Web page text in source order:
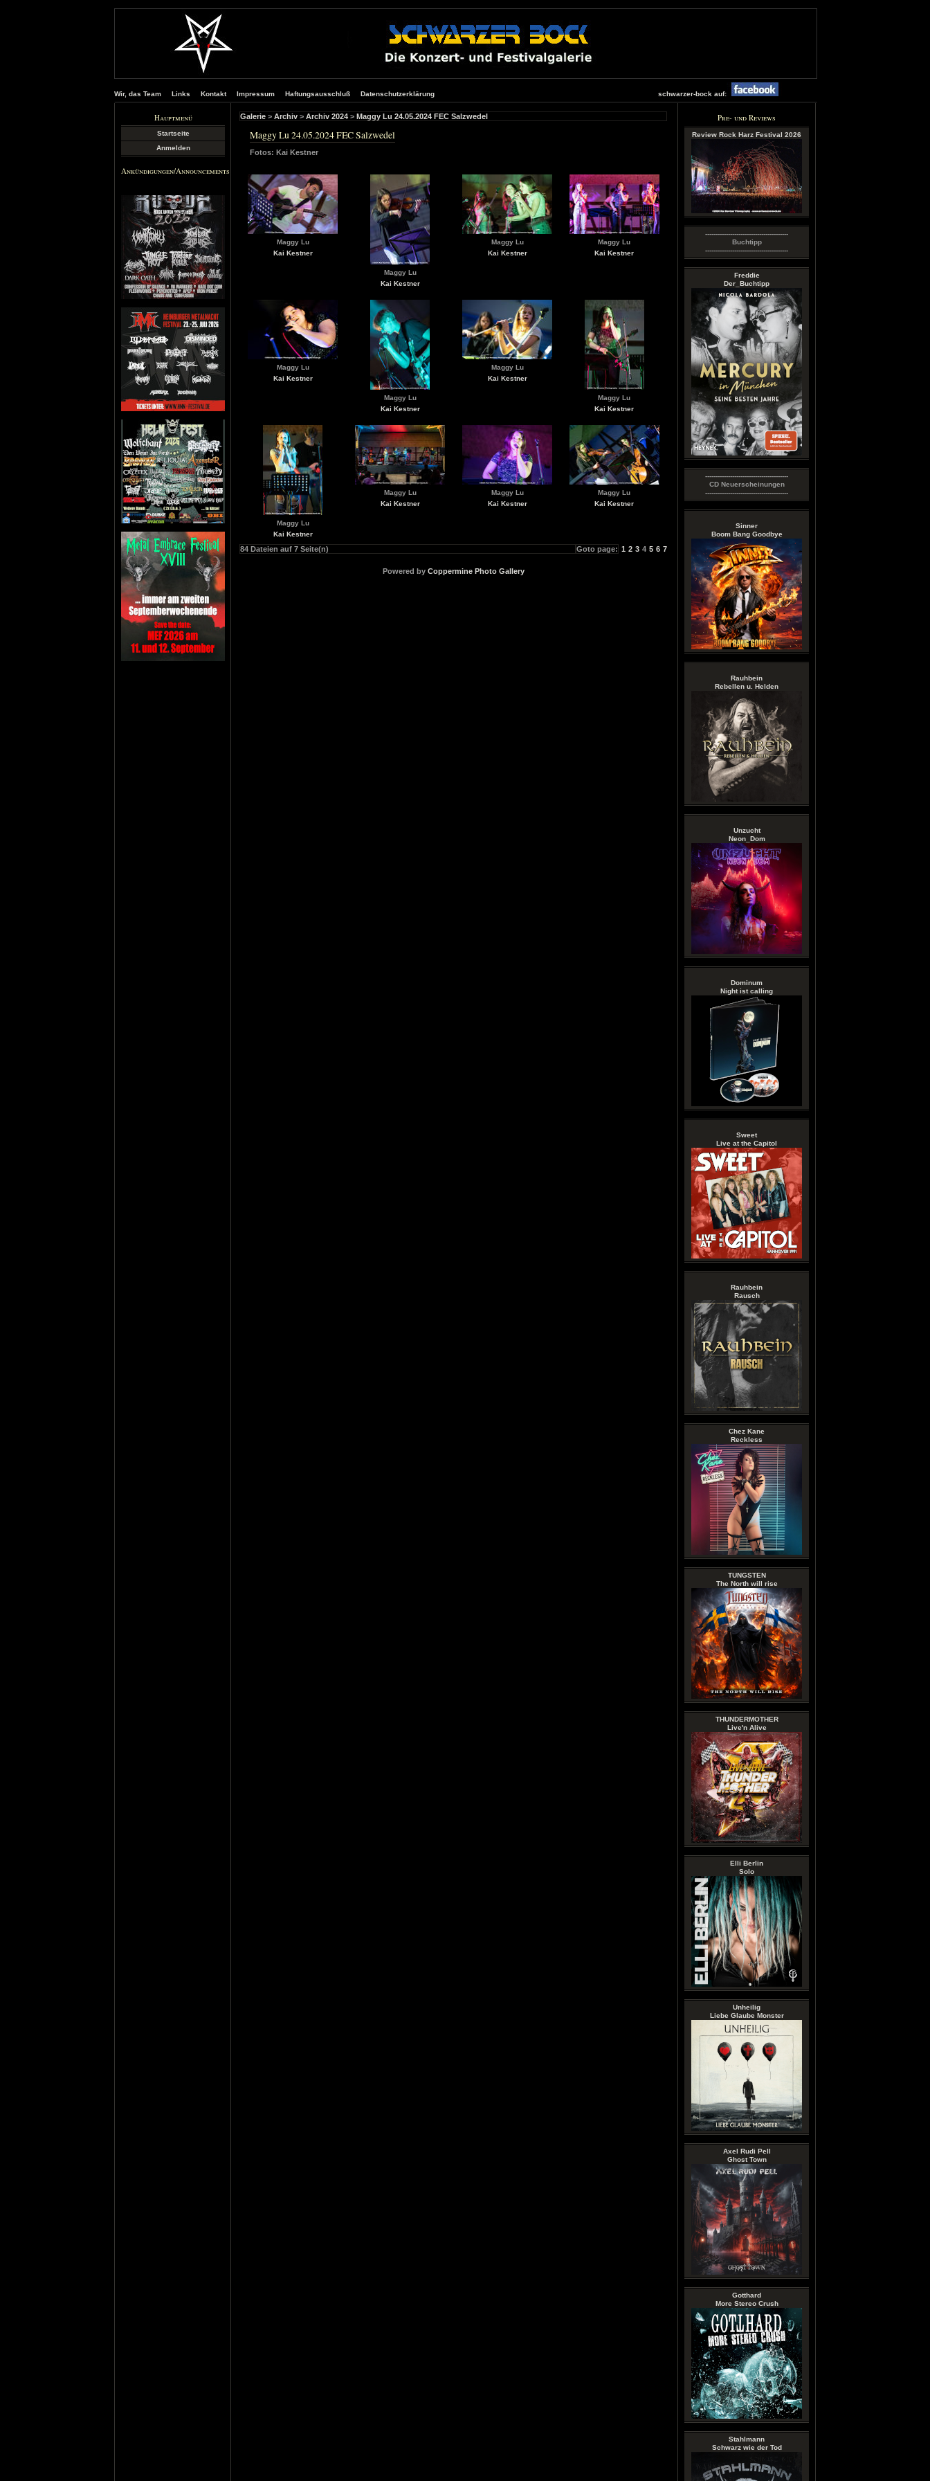
Wir, das Team Links Kontakt Impressum Haftungsausschluß Datenschutzerklärung schwarzer-bock auf:
Hauptmenü
Startseite
Anmelden
Ankündigungen/Announcements
Pre- und Reviews
Review Rock Harz Festival 2026
----------------------------------------
Buchtipp
----------------------------------------
Freddie
Der_Buchtipp
----------------------------------------
CD Neuerscheinungen
----------------------------------------
Sinner
Boom Bang Goodbye
Rauhbein
Rebellen u. Helden
Unzucht
Neon_Dom
Dominum
Night ist calling
Sweet
Live at the Capitol
Rauhbein
Rausch
Chez Kane
Reckless
TUNGSTEN
The North will rise
THUNDERMOTHER
Live'n Alive
Elli Berlin
Solo
Unheilig
Liebe Glaube Monster
Axel Rudi Pell
Ghost Town
Gotthard
More Stereo Crush
Stahlmann
Schwarz wie der Tod
Galerie > Archiv > Archiv 2024 > Maggy Lu 24.05.2024 FEC Salzwedel
Maggy Lu 24.05.2024 FEC Salzwedel
Fotos: Kai Kestner
Maggy Lu
Kai Kestner
Maggy Lu
Kai Kestner
Maggy Lu
Kai Kestner
Maggy Lu
Kai Kestner
Maggy Lu
Kai Kestner
Maggy Lu
Kai Kestner
Maggy Lu
Kai Kestner
Maggy Lu
Kai Kestner
Maggy Lu
Kai Kestner
Maggy Lu
Kai Kestner
Maggy Lu
Kai Kestner
Maggy Lu
Kai Kestner
84 Dateien auf 7 Seite(n) Goto page: 1 2 3 4 5 6 7
Powered by Coppermine Photo Gallery